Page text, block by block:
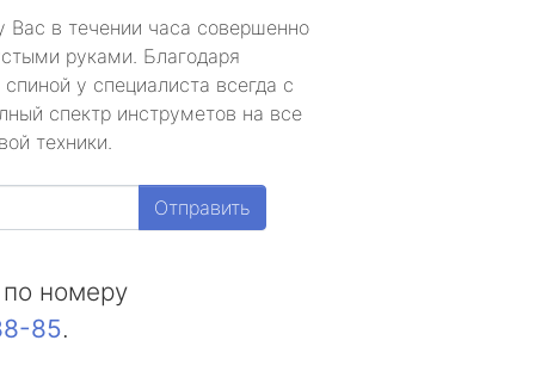
Вас в течении часа совершенно
руками. Благодаря
у специалиста всегда с
спектр инструметов на все
техники.
Отправить
номеру
85.